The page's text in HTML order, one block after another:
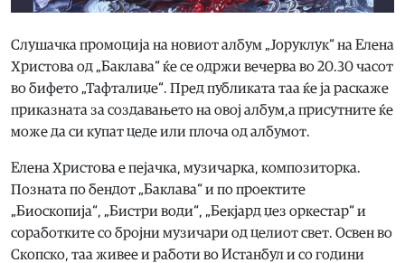
Слушачка промоција на новиот албум „Јоруклук“ на Елена
Христова од „Баклава“ ќе се одржи вечерва во 20.30 часот
во бифето „Тафталиџе“. Пред публиката таа ќе ја раскаже
приказната за создавањето на овој албум,а присутните ќе
може да си купат цеде или плоча од албумот.
Елена Христова е пејачка, музичарка, композиторка.
Позната по бендот „Баклава“ и по проектите
„Биоскопија“, „Бистри води“, „Бекјард џез оркестар“ и
соработките со бројни музичари од целиот свет. Освен во
Скопско, таа живее и работи во Истанбул и со години